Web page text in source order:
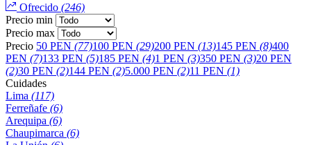
Ofrecido (246)
Precio min
Precio max
Precio 50 PEN (77)100 PEN (29)200 PEN (13)145 PEN (8)400
PEN (7)133 PEN (5)185 PEN (4)1 PEN (3)350 PEN (3)20 PEN
(2)30 PEN (2)144 PEN (2)5.000 PEN (2)11 PEN (1)
Cuidades
Lima (117)
Ferreñafe (6)
Arequipa (6)
Chaupimarca (6)